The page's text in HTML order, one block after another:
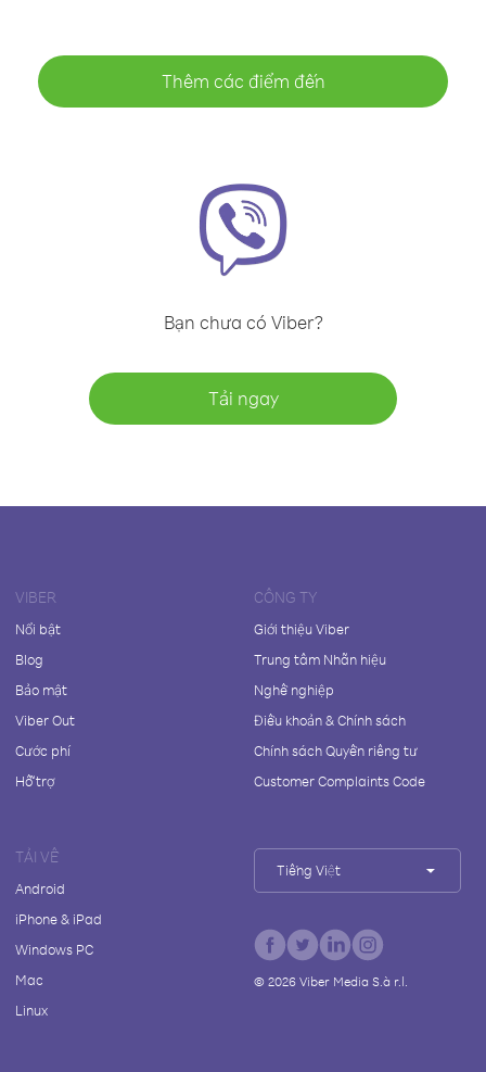
Thêm các điểm đến
Bạn chưa có Viber?
Tải ngay
VIBER
Nổi bật
Blog
Bảo mật
Viber Out
Cước phí
Hỗ trợ
CÔNG TY
Giới thiệu Viber
Trung tâm Nhãn hiệu
Nghề nghiệp
Điều khoản & Chính sách
Chính sách Quyền riêng tư
Customer Complaints Code
TẢI VỀ
Android
iPhone & iPad
Windows PC
Mac
Linux
Tiếng Việt
© 2026Viber Media S.à r.l.